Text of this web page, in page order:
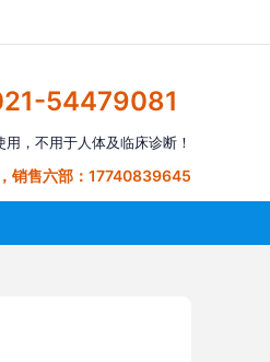
54479081
，不用于人体及临床诊断！
销售六部：17740839645